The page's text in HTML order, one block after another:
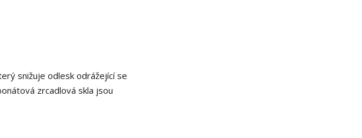
snižuje odlesk odrážející se
zrcadlová skla jsou